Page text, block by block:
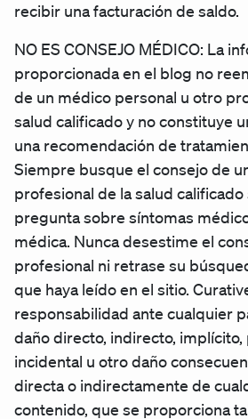
recibir una facturación de saldo.
NO ES CONSEJO MÉDICO: La
proporcionada en el blog no
de un médico personal u otro
salud calificado y no constituye
una recomendación de
Siempre busque el consejo de
profesional de la salud
pregunta sobre síntomas
médica. Nunca desestime el
profesional ni retrase su
que haya leído en el sitio.
responsabilidad ante cualquier
daño directo, indirecto, implícito,
incidental u otro daño
directa o indirectamente de
contenido, que se proporciona